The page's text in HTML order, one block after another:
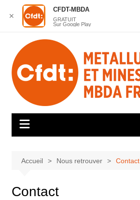
contenu
Accueil Nous retrouver Contact
Contact
✕
CFDT-MBDA
GRATUIT
Sur Google Play